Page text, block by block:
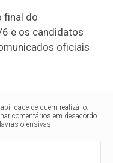
final do
e os candidatos
oficiais
de quem realizá-lo.
comentários em desacordo
ofensivas.